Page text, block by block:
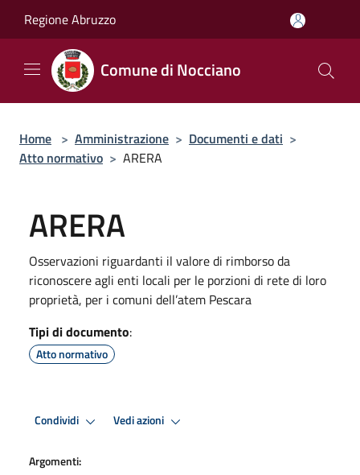
Regione Abruzzo
Comune di Nocciano
Home > Amministrazione > Documenti e dati >
Atto normativo > ARERA
ARERA
Osservazioni riguardanti il valore di rimborso da
riconoscere agli enti locali per le porzioni di rete di loro
proprietà, per i comuni dell’atem Pescara
Tipi di documento:
Atto normativo
Condividi Vedi azioni
Argomenti: